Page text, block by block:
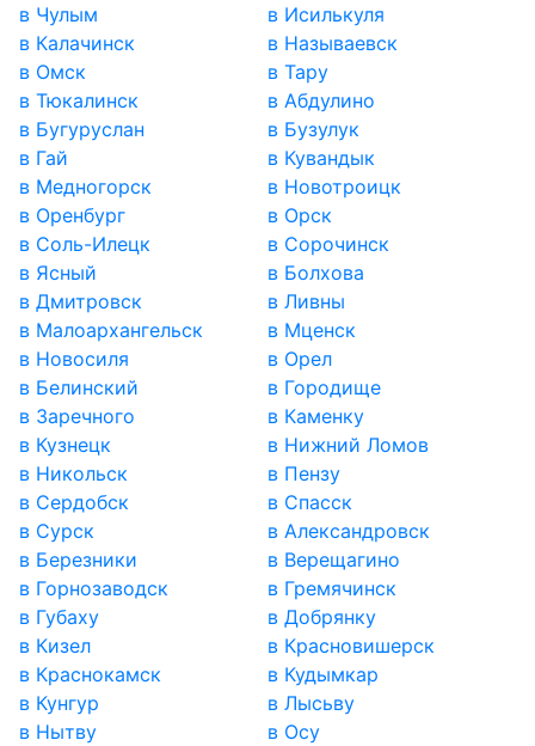
в Чулым
в Исилькуля
в Калачинск
в Называевск
в Омск
в Тару
в Тюкалинск
в Абдулино
в Бугуруслан
в Бузулук
в Гай
в Кувандык
в Медногорск
в Новотроицк
в Оренбург
в Орск
в Соль-Илецк
в Сорочинск
в Ясный
в Болхова
в Дмитровск
в Ливны
в Малоархангельск
в Мценск
в Новосиля
в Орел
в Белинский
в Городище
в Заречного
в Каменку
в Кузнецк
в Нижний Ломов
в Никольск
в Пензу
в Сердобск
в Спасск
в Сурск
в Александровск
в Березники
в Верещагино
в Горнозаводск
в Гремячинск
в Губаху
в Добрянку
в Кизел
в Красновишерск
в Краснокамск
в Кудымкар
в Кунгур
в Лысьву
в Нытву
в Осу